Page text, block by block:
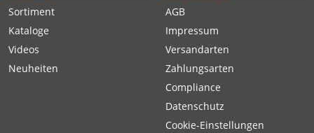
Sortiment
Kataloge
Videos
Neuheiten
AGB
Impressum
Versandarten
Zahlungsarten
Compliance
Datenschutz
Cookie-Einstellungen